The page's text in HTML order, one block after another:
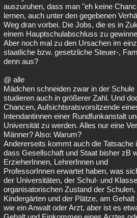
auszuruhen, dass man "eh keine
lernen, auch unter den gegebenen
Weg dran vorbei. Die Jobs, die es in
einem Hauptschulabschluss zu
Aber noch mal zu den Ursachen im
staatliche bzw. gesetzliche Steuer-,
denn aus?
@ alle
Mädchen schneiden zwar in der
studieren auch in größerer Zahl. Und
Chancen, Aufsichtsratsvorsitzende
Intendantinnen einer Rundfunkanstalt
Universität zu werden. Alles nur eine
Männer? Also: Warum?
Andererseits kommt auch die Tatsache
dass Gesellschaft und Staat bisher zB
ErzieherInnen, LehrerInnen und
ProfessorInnen erwartet haben, was
der Universitäten, der Schul- und
organisatorischen Zustand der
Kindergärten und der Plätze, am
wie ein Anwalt oder Arzt, aber ist es